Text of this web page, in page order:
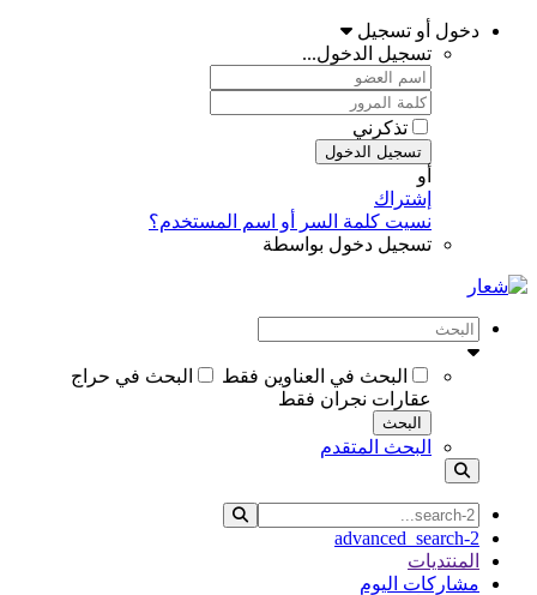
دخول أو تسجيل
تسجيل الدخول...
تذكرني
تسجيل الدخول
أو
إشتراك
نسيت كلمة السر أو اسم المستخدم؟
تسجيل دخول بواسطة
البحث في العناوين فقط
البحث في حراج
عقارات نجران فقط
البحث
البحث المتقدم
advanced_search-2
المنتديات
مشاركات اليوم